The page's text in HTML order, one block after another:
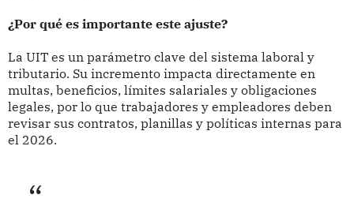
¿Por qué es importante este ajuste?
La UIT es un parámetro clave del sistema laboral y
tributario. Su incremento impacta directamente en
multas, beneficios, límites salariales y obligaciones
legales, por lo que trabajadores y empleadores deben
revisar sus contratos, planillas y políticas internas para
el 2026.